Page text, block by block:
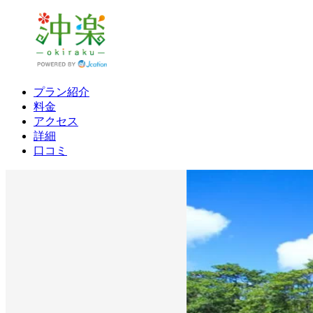
プラン紹介
料金
アクセス
詳細
口コミ